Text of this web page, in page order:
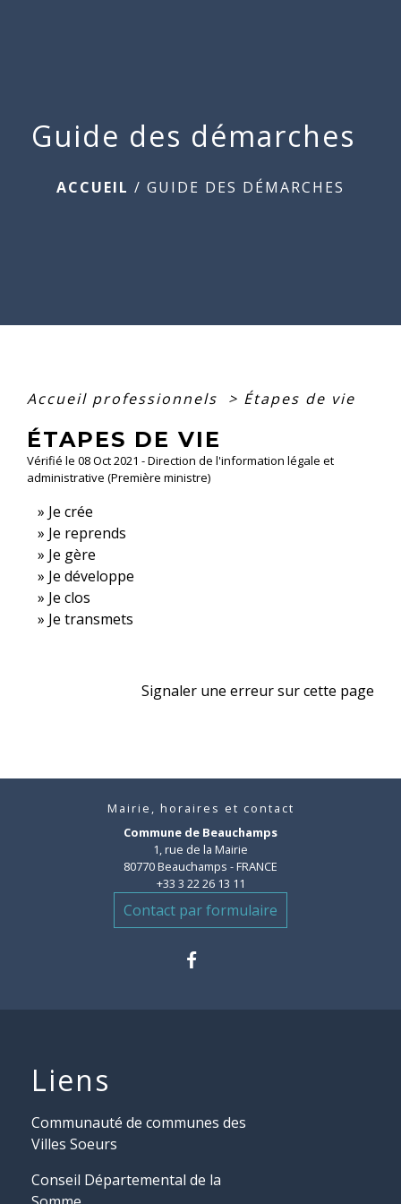
Guide des démarches
ACCUEIL / GUIDE DES DÉMARCHES
Accueil professionnels > Étapes de vie
ÉTAPES DE VIE
Vérifié le 08 Oct 2021 - Direction de l'information légale et
administrative (Première ministre)
Je crée
Je reprends
Je gère
Je développe
Je clos
Je transmets
Signaler une erreur sur cette page
Mairie, horaires et contact
Commune de Beauchamps
1, rue de la Mairie
80770 Beauchamps - FRANCE
+33 3 22 26 13 11
Contact par formulaire
Liens
Communauté de communes des
Villes Soeurs
Conseil Départemental de la